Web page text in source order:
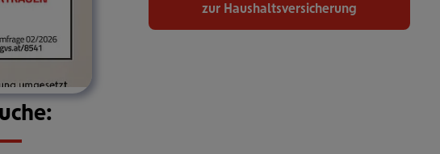
zur Haushaltsversicherung